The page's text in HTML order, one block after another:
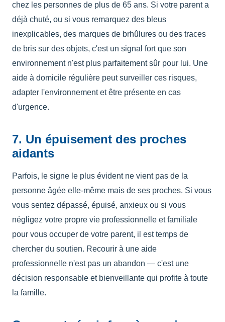
chez les personnes de plus de 65 ans. Si votre parent a
déjà chuté, ou si vous remarquez des bleus
inexplicables, des marques de brhûlures ou des traces
de bris sur des objets, c'est un signal fort que son
environnement n'est plus parfaitement sûr pour lui. Une
aide à domicile régulière peut surveiller ces risques,
adapter l'environnement et être présente en cas
d'urgence.
7. Un épuisement des proches
aidants
Parfois, le signe le plus évident ne vient pas de la
personne âgée elle-même mais de ses proches. Si vous
vous sentez dépassé, épuisé, anxieux ou si vous
négligez votre propre vie professionnelle et familiale
pour vous occuper de votre parent, il est temps de
chercher du soutien. Recourir à une aide
professionnelle n'est pas un abandon — c'est une
décision responsable et bienveillante qui profite à toute
la famille.